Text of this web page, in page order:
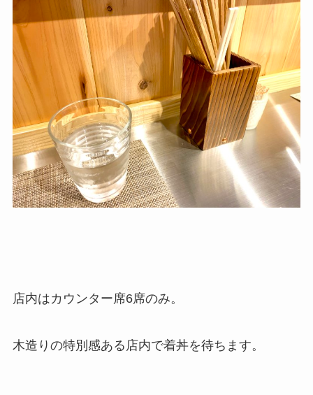
店内はカウンター席6席のみ。
木造りの特別感ある店内で着丼を待ちます。